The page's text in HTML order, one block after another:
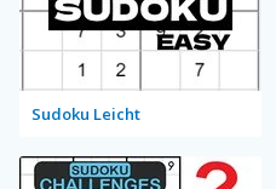
Sudoku Leicht